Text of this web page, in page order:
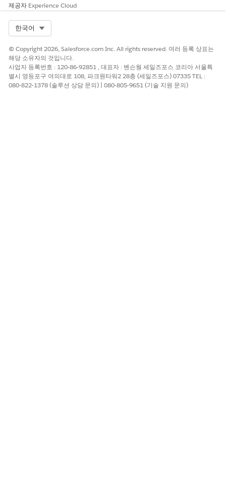
제공자 Experience Cloud
한국어
© Copyright 2026, Salesforce.com Inc. All rights reserved. 여러 등록 상표는
해당 소유자의 것입니다.
사업자 등록번호 : 120-86-92851 , 대표자 : 벤슨웡 세일즈포스 코리아 서울특
별시 영등포구 여의대로 108, 파크원타워2 28층 (세일즈포스) 07335 TEL :
080-822-1378 (솔루션 상담 문의) | 080-805-9651 (기술 지원 문의)